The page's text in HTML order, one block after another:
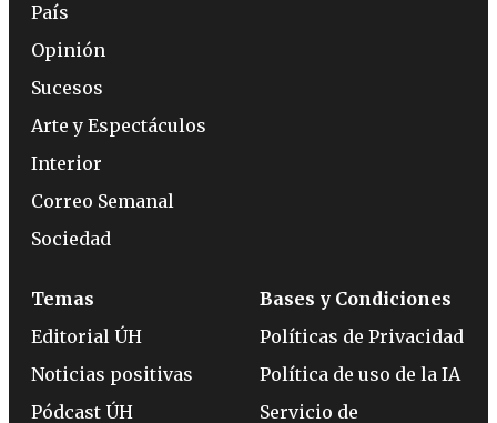
País
Opinión
Sucesos
Arte y Espectáculos
Interior
Correo Semanal
Sociedad
Temas
Editorial ÚH
Noticias positivas
Pódcast ÚH
Bases y Condiciones
Políticas de Privacidad
Política de uso de la IA
Servicio de